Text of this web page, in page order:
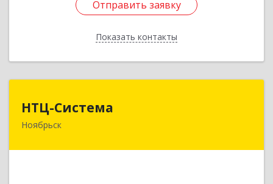
Отправить заявку
Показать контакты
Отправить заявку
Назад
НТЦ-Система
Ноябрьск
629804, Ямало-Ненецкий АО, Ноябрьск г, 60 лет